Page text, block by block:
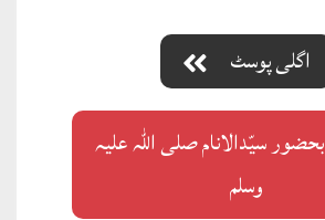
اگلی پوسٹ
بحضور سیّدالانام صلی اللہ علیہ
وسلم